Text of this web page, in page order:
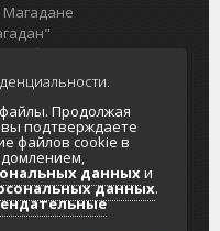
Магадане
объявлений
портал
обработки
данных
персональных
Продолжая
подтверждаете
файлов cookie в
данныхи
данных.